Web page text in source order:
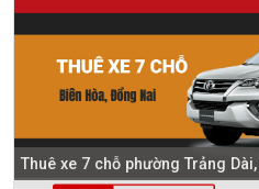
Thuê xe 7 chỗ phường Trảng